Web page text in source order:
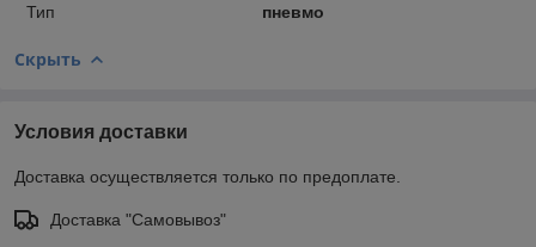
Тип
пневмо
Скрыть
Условия доставки
Доставка осуществляется только по предоплате.
Доставка "Самовывоз"